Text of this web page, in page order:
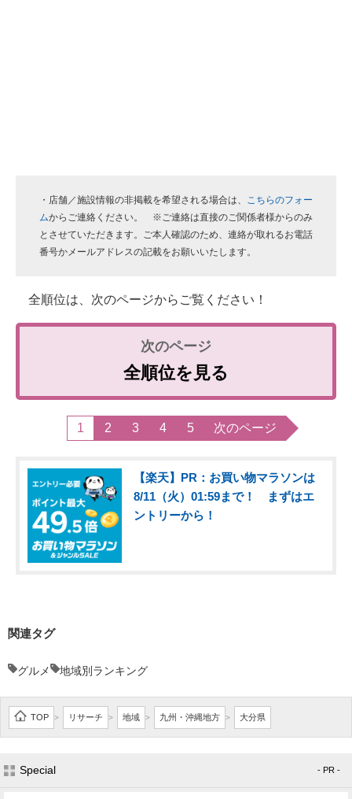
・店舗／施設情報の非掲載を希望される場合は、 こちらのフォー
ムからご連絡ください。 ※ご連絡は直接のご関係者様からのみ
とさせていただきます。ご本人確認のため、連絡が取れるお電話
番号かメールアドレスの記載をお願いいたします。
全順位は、次のページからご覧ください！
全順位を見る
1 2 3 4 5 次のページ
【楽天】PR：お買い物マラソンは
8/11（火）01:59まで！ まずはエ
ントリーから！
関連タグ
グルメ 地域別ランキング
TOP > リサーチ > 地域 > 九州・沖縄地方 > 大分県
Special - PR -